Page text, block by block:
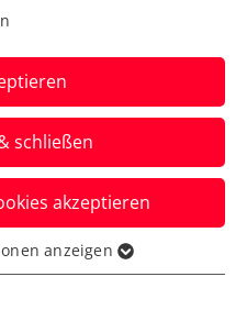
gibt es ab 9.
neuen Ausstellung
schließen
akzeptieren
grundlegende
anzeigen